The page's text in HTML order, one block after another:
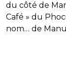
du côté de
Café » du
nom… de